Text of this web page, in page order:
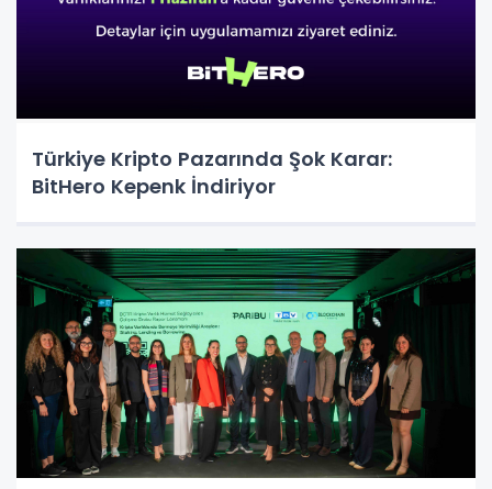
Türkiye Kripto Pazarında Şok Karar:
BitHero Kepenk İndiriyor